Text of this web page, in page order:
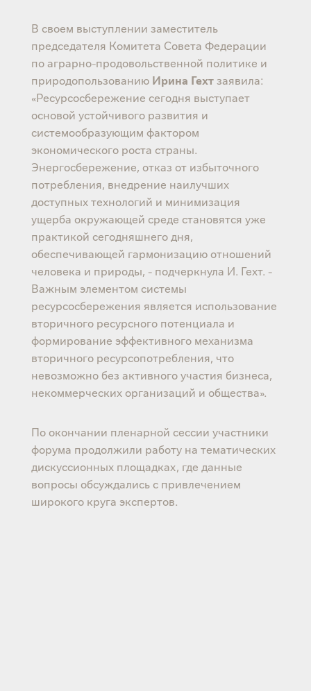
В своем выступлении заместитель
председателя Комитета Совета Федерации
по аграрно-продовольственной политике и
природопользованию Ирина Гехтзаявила:
«Ресурсосбережение сегодня выступает
основой устойчивого развития и
системообразующим фактором
экономического роста страны.
Энергосбережение, отказ от избыточного
потребления, внедрение наилучших
доступных технологий и минимизация
ущерба окружающей среде становятся уже
практикой сегодняшнего дня,
обеспечивающей гармонизацию отношений
человека и природы, - подчеркнула И. Гехт. -
Важным элементом системы
ресурсосбережения является использование
вторичного ресурсного потенциала и
формирование эффективного механизма
вторичного ресурсопотребления, что
невозможно без активного участия бизнеса,
некоммерческих организаций и общества».
По окончании пленарной сессии участники
форума продолжили работу на тематических
дискуссионных площадках, где данные
вопросы обсуждались с привлечением
широкого круга экспертов.